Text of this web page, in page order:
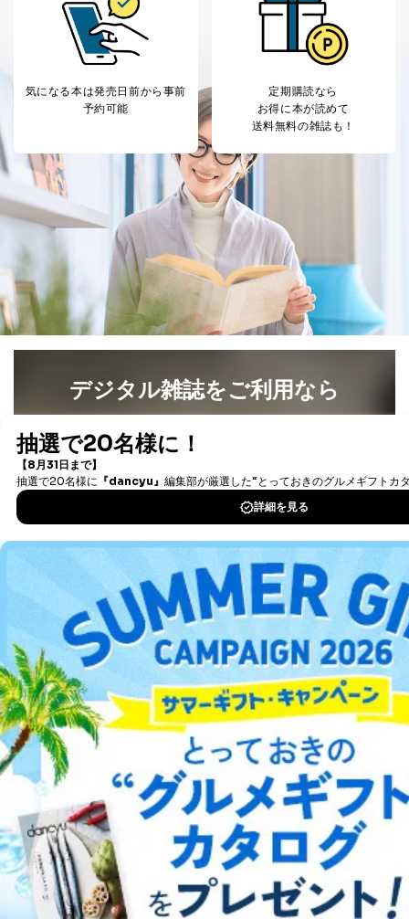
トカード決済などの決済代行・料金回収会社、広
告配信サービス会社
提供先：出版社、出版物発売元、卸売会社、販売
店など商品の供給者、梱包会社、配送会社、新聞
４．開示対象個人情報の「開示」「訂正」等の請求につ
当社は、本人から、開示対象個人情報について利用目的
の通知を求められた場合には、遅滞なくこれに応じま
す。ただし、以下①～④のいずれかに該当する場合は、
利用目的の通知を行なうことはできません。そのとき
は、本人に遅滞無くその旨を通知するとともに、理由を
説明させていただきます。
①利用目的を本人に通知し、又は公表することによって
本人又は第三者の生命、身体、財産その他の権利利益を
害するおそれがある場合
②利用目的を本人に通知し、又は公表することによって
③国の機関又は地方公共団体が法令の定める事務を遂行
することに対して協力する必要がある場合であって、利
用目的を本人に通知し、又は公表することによって当該
事務の遂行に支障を及ぼすおそれがあるとき
④開示対象個人情報の利用目的が明らかな場合
開示対象個人情報については、保有個人データの本人ま
たはその代理人からの利用目的の通知、開示、変更等
の停止または消去」「第三者への提供の停止」）の求め
個人情報は「マイページ」にログインしていただくこと
で、訂正、追加、変更を行っていただくことが出来ま
す。マイページをご利用いただけない方、その他の方に
つきましては、下記Aをご覧ください。 また、ご登録い
ただいた個人情報のうち、市町村などの名称および郵便
番号、金融機関の名称あるいはクレジットカードの有効
期限など、商品のお届けやご請求を行う上で支障がある
情報に変更があった場合には、当社が登録情報を変更さ
せていただく場合があります。
A.開示等の求めの申し出先、提出していただく書面等
開示等の求めは、電話又は電子メールにて下記までお申
し付けください。開示等の求めに際して提出していただ
く書面等については、その際にご案内いたします。
■電話による場合
TEL:0570-200-223
株式会社富士山マガジンサービス 個人情報問い合わせ
係
受付時間：10:00～17:00（土、日、祝、年末年始休業）
気になる本は発売日前から事前
予約可能
定期購読なら
お得に本が読めて
送料無料の雑誌も！
デジタル雑誌をご利用なら
書籍）が無料で読み放題！
DOWNLOAD FOR IOS
DOWNLOAD FOR ANDROID
ご利用方法はこちら
総合案内
アフィリエイト 採用情報
プレスリリース お問い合わせ
利用規約プライバシーポリシー 特定商取引法に基づく表示
出版社の皆様へ
投資家の皆様へサイトマップ